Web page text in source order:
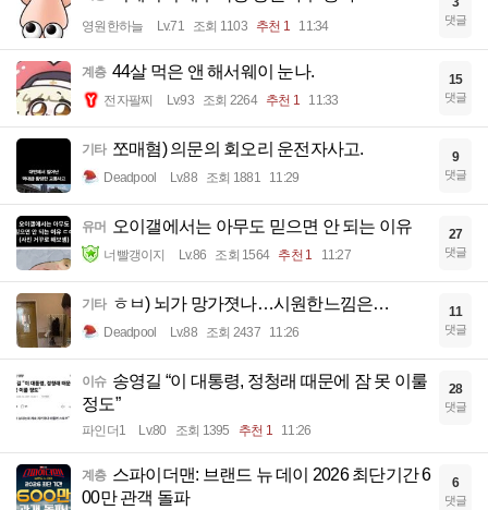
영원한하늘 Lv.71 조회 1103 추천 1 11:34 댓글
계층 44살 먹은 앤 해서웨이 눈나.
전자팔찌 Lv.93 조회 2264 추천 1 11:33
15
댓글
기타 쪼매혐) 의문의 회오리 운전자사고.
Deadpool Lv.88 조회 1881 11:29
9
댓글
유머 오이갤에서는 아무도 믿으면 안 되는 이유
너빨갱이지 Lv.86 조회 1564 추천 1 11:27
27
댓글
기타 ㅎㅂ) 뇌가 망가졋나…시원한느낌은…
Deadpool Lv.88 조회 2437 11:26
11
댓글
이슈 송영길 “이 대통령, 정청래 때문에 잠 못 이룰
정도”
파인더1 Lv.80 조회 1395 추천 1 11:26
28
댓글
계층 스파이더맨: 브랜드 뉴 데이 2026 최단기간 6
00만 관객 돌파
6
댓글